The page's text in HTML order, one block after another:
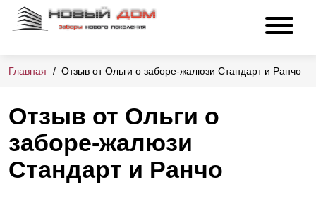
Главная Отзыв от Ольги о заборе-жалюзи Стандарт и Ранчо
Отзыв от Ольги о
заборе-жалюзи
Стандарт и Ранчо